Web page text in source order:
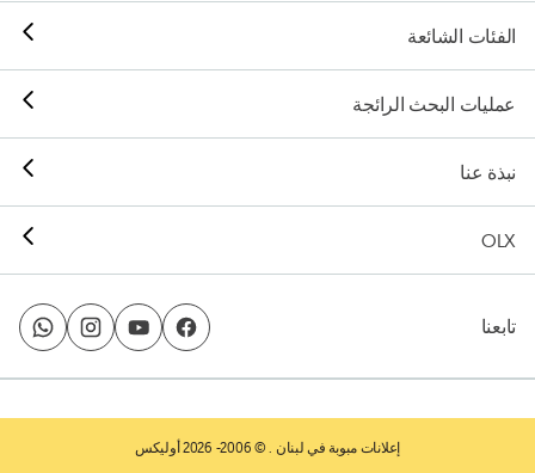
الفئات الشائعة
عمليات البحث الرائجة
نبذة عنا
OLX
تابعنا
إعلانات مبوبة في لبنان . © 2006- 2026 أوليكس